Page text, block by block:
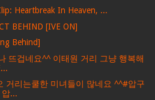
Heartbreak In Heaven, ...
BEHIND [IVE ON]
Behind]
뜨겁네요^^ 이태원 거리 그냥 행복해
거리는쿨한 미녀들이 많네요 ^^#압구
...